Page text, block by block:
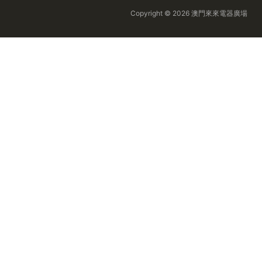
Copyright © 2026 澳門來來電器廣場